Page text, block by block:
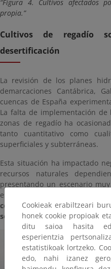
Figura 4. Cultivos afectados
propia.
Cultivos de regadío
desertificación
La revisión de los planes
demarcaciones Cantábrica,
cuencas de España
La falta de implementación de
zonas de regadío ha
tanto cuantitativo como
superficiales y subterráneas.
Esta situación ha impactado
recursos naturales
presentando un escenario
esfuerzos realizados. Este
contaminación por fuentes
sobreexplotación continua de
Cookieak erabiltzeari
honek cookie propioak
ditu saioa hasita
esperientzia
estatistikoak lortzeko.
edo, nahi izanez